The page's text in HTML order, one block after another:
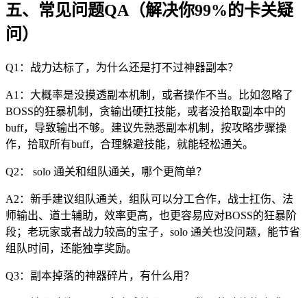
五、常见问题QA（解决你99%的卡关疑
问）
Q1：战力达标了，为什么还是打不过神器副本？
A1：大概率是没摸透副本机制，或者操作不当。比如忽略了
BOSS的狂暴机制，贪输出硬扛技能，或者没拾取副本中的
buff，导致输出不够。建议先熟悉副本机制，按攻略步骤操
作，拾取所有buff，合理躲避技能，就能轻松通关。
Q2： solo 通关和组队通关，哪个更简单？
A2：新手建议组队通关，组队可以分工合作，战士扛伤、法
师输出、道士辅助，效率更高，也更容易应对BOSS的狂暴阶
段；老玩家或者战力较高的宝子，solo 通关也没问题，能节省
组队时间，还能独享奖励。
Q3：副本掉落的神器碎片，有什么用？